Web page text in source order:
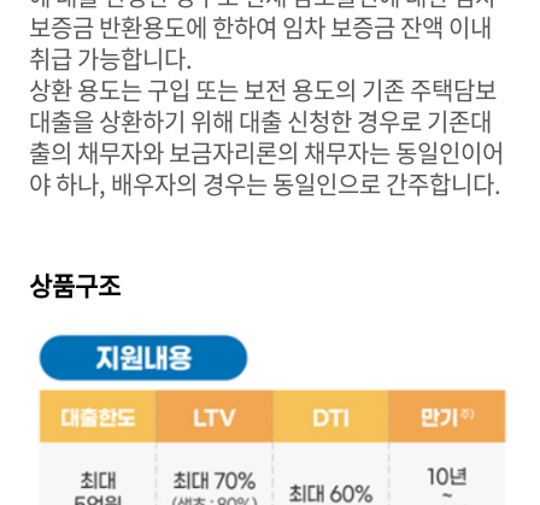
보증금 반환용도에 한하여 임차 보증금 잔액 이내
취급 가능합니다.
상환 용도는 구입 또는 보전 용도의 기존 주택담보
대출을 상환하기 위해 대출 신청한 경우로 기존대
출의 채무자와 보금자리론의 채무자는 동일인이어
야 하나, 배우자의 경우는 동일인으로 간주합니다.
상품구조